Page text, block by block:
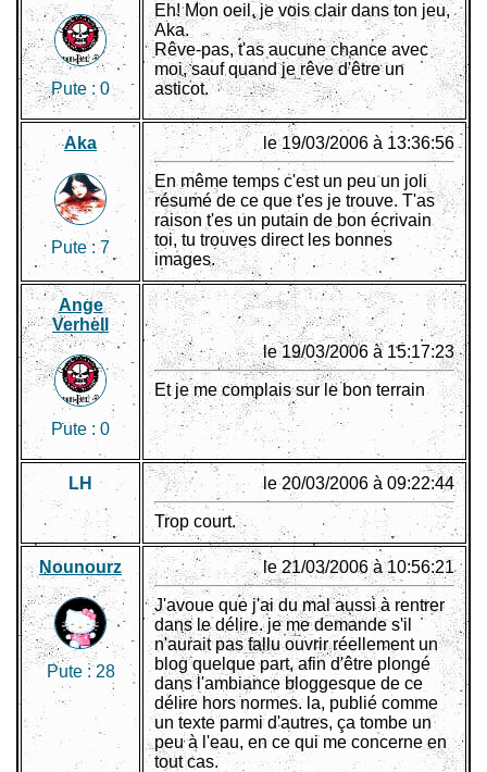
Pute : 0
Eh! Mon oeil, je vois clair dans ton jeu,
Aka.
Rêve-pas, t'as aucune chance avec
moi, sauf quand je rêve d'être un
asticot.
Aka
Pute :7
le 19/03/2006 à 13:36:56
En même temps c'est un peu un joli
résumé de ce que t'es je trouve. T'as
raison t'es un putain de bon écrivain
toi, tu trouves direct les bonnes
images.
Ange
Verhell
Pute : 0
le 19/03/2006 à 15:17:23
Et je me complais sur le bon terrain
LH le 20/03/2006 à 09:22:44
Trop court.
Nounourz
Pute :28
le 21/03/2006 à 10:56:21
J'avoue que j'ai du mal aussi à rentrer
dans le délire. je me demande s'il
n'aurait pas fallu ouvrir réellement un
blog quelque part, afin d'être plongé
dans l'ambiance bloggesque de ce
délire hors normes. la, publié comme
un texte parmi d'autres, ça tombe un
peu à l'eau, en ce qui me concerne en
tout cas.